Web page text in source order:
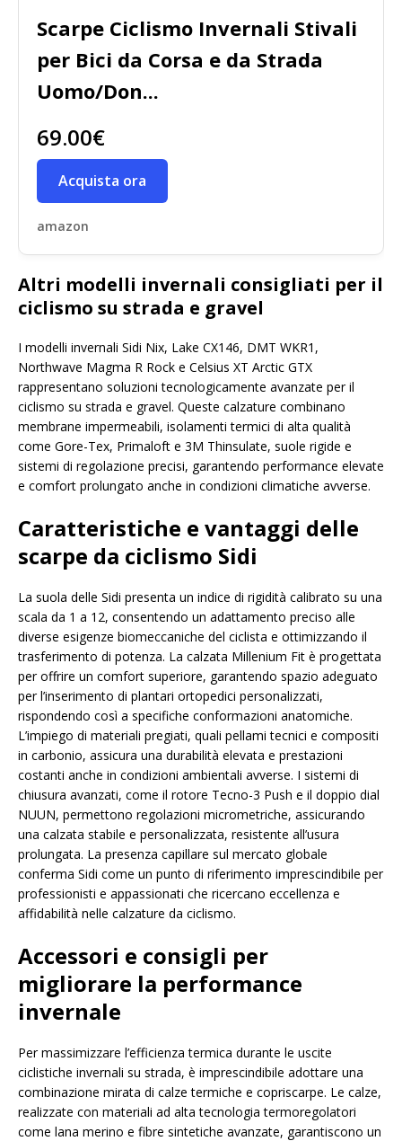
Scarpe Ciclismo Invernali Stivali
per Bici da Corsa e da Strada
Uomo/Don...
69.00€
Acquista ora
amazon
Altri modelli invernali consigliati per il
ciclismo su strada e gravel
I modelli invernali Sidi Nix, Lake CX146, DMT WKR1,
Northwave Magma R Rock e Celsius XT Arctic GTX
rappresentano soluzioni tecnologicamente avanzate per il
ciclismo su strada e gravel. Queste calzature combinano
membrane impermeabili, isolamenti termici di alta qualità
come Gore-Tex, Primaloft e 3M Thinsulate, suole rigide e
sistemi di regolazione precisi, garantendo performance elevate
e comfort prolungato anche in condizioni climatiche avverse.
Caratteristiche e vantaggi delle
scarpe da ciclismo Sidi
La suola delle Sidi presenta un indice di rigidità calibrato su una
scala da 1 a 12, consentendo un adattamento preciso alle
diverse esigenze biomeccaniche del ciclista e ottimizzando il
trasferimento di potenza. La calzata Millenium Fit è progettata
per offrire un comfort superiore, garantendo spazio adeguato
per l’inserimento di plantari ortopedici personalizzati,
rispondendo così a specifiche conformazioni anatomiche.
L’impiego di materiali pregiati, quali pellami tecnici e compositi
in carbonio, assicura una durabilità elevata e prestazioni
costanti anche in condizioni ambientali avverse. I sistemi di
chiusura avanzati, come il rotore Tecno-3 Push e il doppio dial
NUUN, permettono regolazioni micrometriche, assicurando
una calzata stabile e personalizzata, resistente all’usura
prolungata. La presenza capillare sul mercato globale
conferma Sidi come un punto di riferimento imprescindibile per
professionisti e appassionati che ricercano eccellenza e
affidabilità nelle calzature da ciclismo.
Accessori e consigli per
migliorare la performance
invernale
Per massimizzare l’efficienza termica durante le uscite
ciclistiche invernali su strada, è imprescindibile adottare una
combinazione mirata di calze termiche e copriscarpe. Le calze,
realizzate con materiali ad alta tecnologia termoregolatori
come lana merino e fibre sintetiche avanzate, garantiscono un